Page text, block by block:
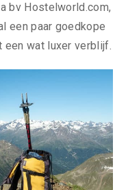
bv Hostelworld.com,
een paar goedkope
een wat luxer verblijf.